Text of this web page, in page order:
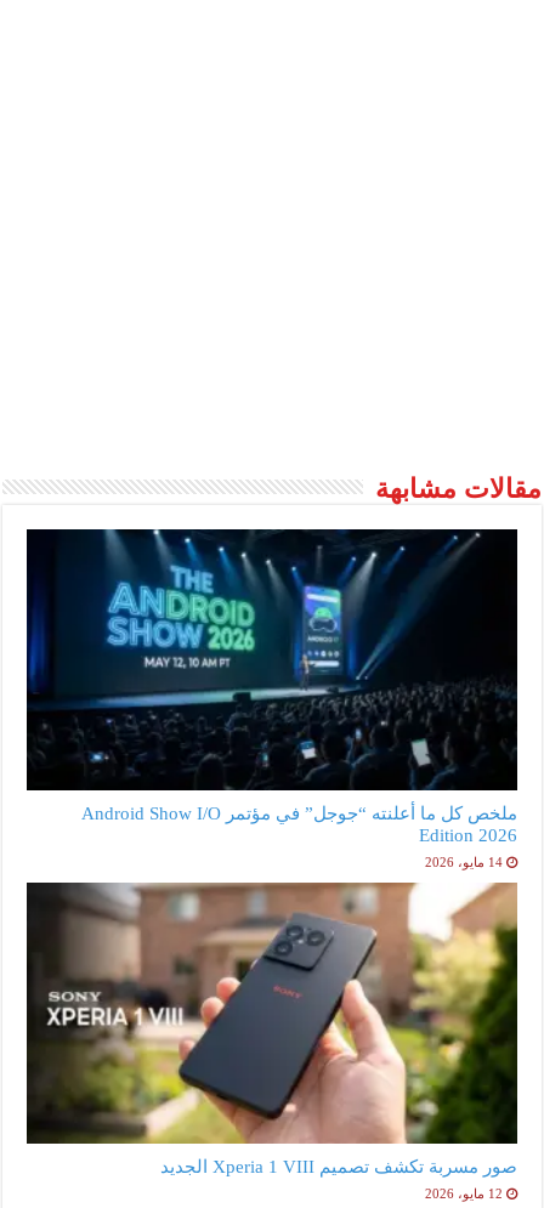
مقالات مشابهة
ملخص كل ما أعلنته “جوجل” في مؤتمر Android Show I/O
Edition 2026
14 مايو، 2026
صور مسربة تكشف تصميم Xperia 1 VIII الجديد
12 مايو، 2026